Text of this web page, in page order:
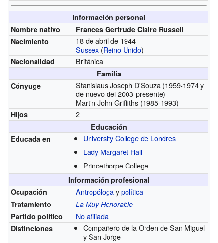
Información personal
Nombre nativo
Frances Gertrude Claire Russell
Nacimiento
18 de abril de 1944
Sussex (Reino Unido)
Nacionalidad Británica
Familia
Cónyuge
Stanislaus Joseph D'Souza (1959-1974y
de nuevo del2003-presente)
Martin John Griffiths (1985-1993)
Hijos 2
Educación
Educada en
University College de Londres
Lady Margaret Hall
Princethorpe College
Información profesional
Ocupación
Antropólogaypolítica
Tratamiento
La Muy Honorable
Partido político
No afiliada
Distinciones
Compañero de la Orden de San Miguel
y San Jorge